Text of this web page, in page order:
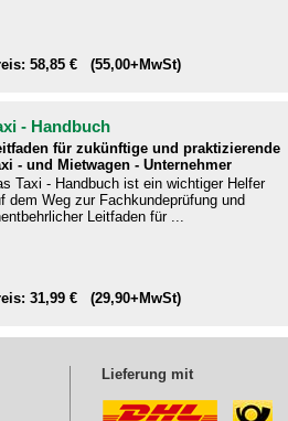
58,85 € (55,00+MwSt)
- Handbuch
für zukünftige und praktizierende
- und Mietwagen - Unternehmer
Taxi - Handbuch ist ein wichtiger Helfer
dem Weg zur Fachkundeprüfung und
Leitfaden für ...
31,99 € (29,90+MwSt)
Lieferung mit